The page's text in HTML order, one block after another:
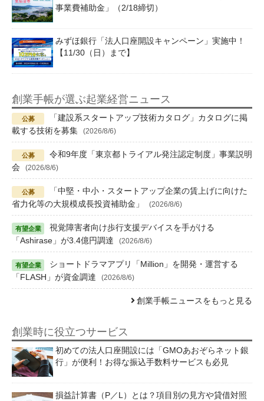
事業費補助金」（2/18締切）
みずほ銀行「法人口座開設キャンペーン」実施中！
【11/30（日）まで】
創業手帳が選ぶ起業経営ニュース
「建設系スタートアップ技術カタログ」カタログに掲
載する技術を募集
(2026/8/6)
令和9年度「東京都トライアル発注認定制度」事業説明
会
(2026/8/6)
「中堅・中小・スタートアップ企業の賃上げに向けた
省力化等の大規模成長投資補助金」
(2026/8/6)
視覚障害者向け歩行支援デバイスを手がける
「Ashirase」が3.4億円調達
(2026/8/6)
ショートドラマアプリ「Million」を開発・運営する
「FLASH」が資金調達
(2026/8/6)
創業手帳ニュースをもっと見る
創業時に役立つサービス
初めての法人口座開設には「GMOあおぞらネット銀
行」が便利！お得な振込手数料サービスも必見
損益計算書（P／L）とは？項目別の見方や貸借対照